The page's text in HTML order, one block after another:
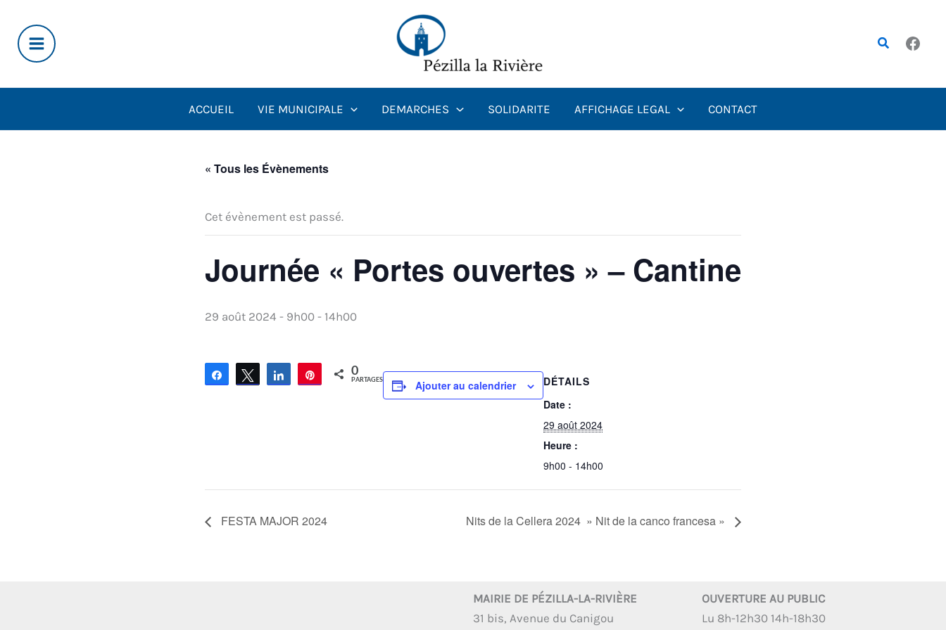
contenu
Rechercher
ACCUEIL VIE MUNICIPALE DEMARCHES SOLIDARITE AFFICHAGE LEGAL CONTACT
« Tous les Évènements
Cet évènement est passé.
Journée « Portes ouvertes » – Cantine
29 août 2024 - 9h00 - 14h00
Partagez Tweetez Partagez Épingle0
PARTAGES Ajouter au calendrier
DÉTAILS
Date :
29 août 2024
Heure :
9h00 - 14h00
FESTA MAJOR 2024 Nits de la Cellera 2024 » Nit de la canco francesa »
MAIRIE DE PÉZILLA-LA-RIVIÈRE
31 bis, Avenue du Canigou
OUVERTURE AU PUBLIC
Lu 8h-12h30 14h-18h30